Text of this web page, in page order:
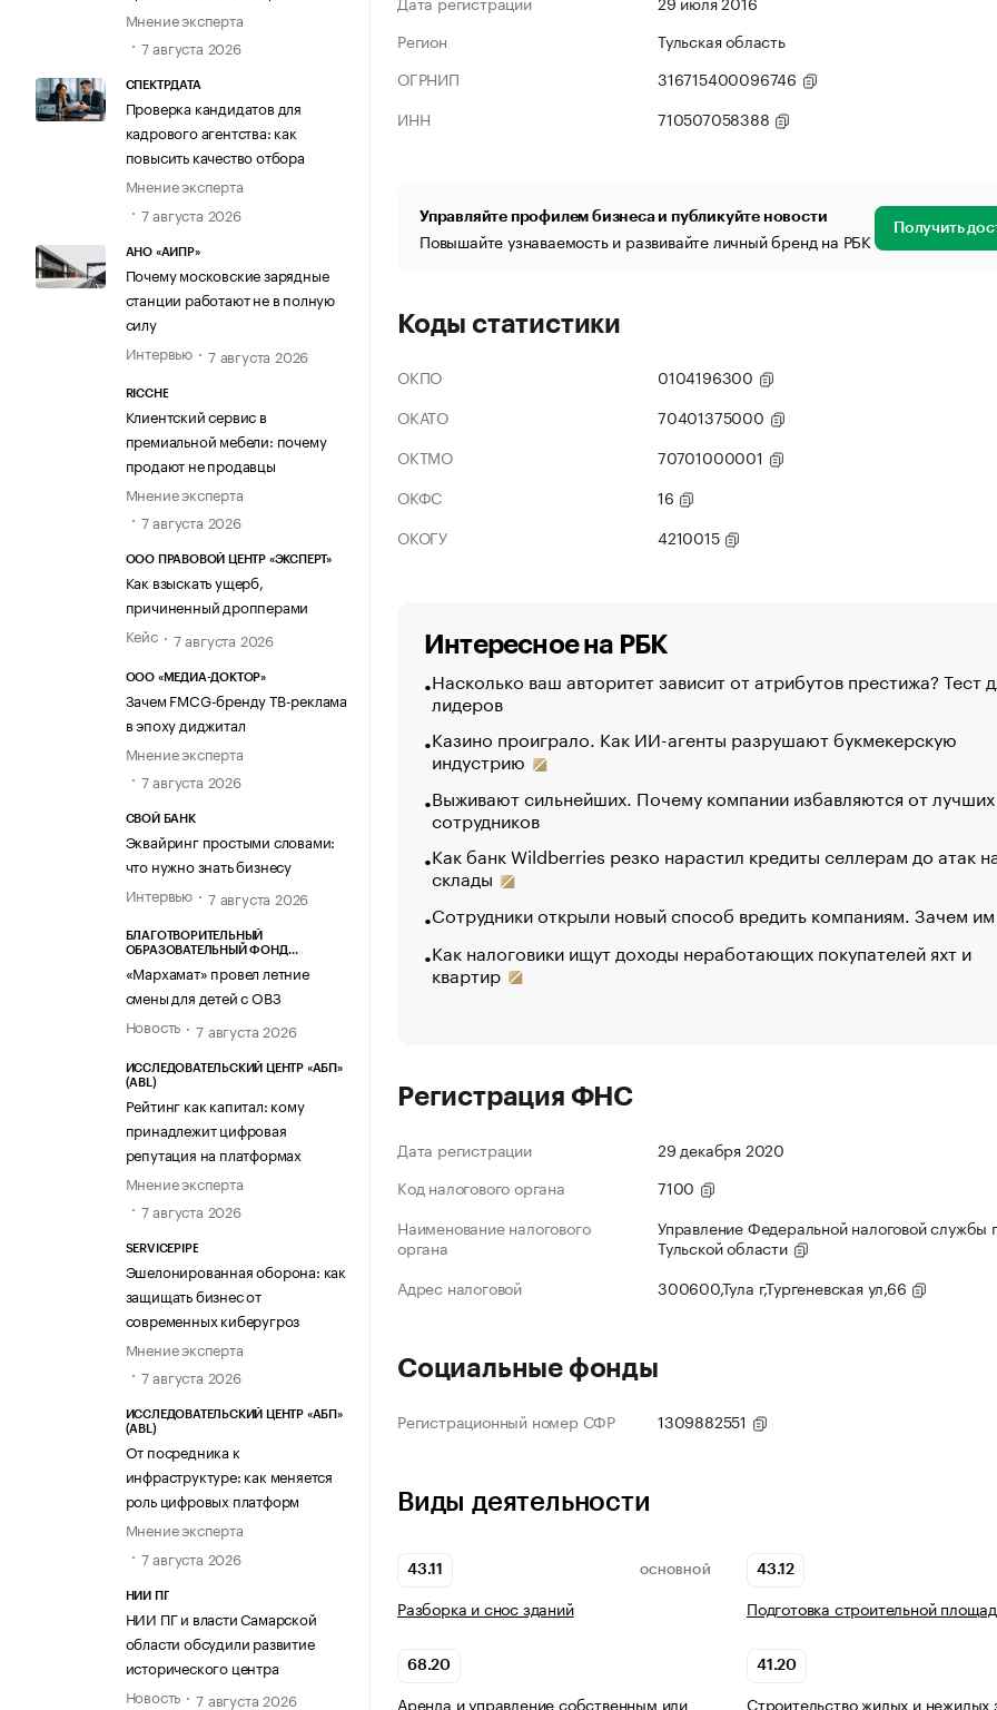
Мнение эксперта
7 августа 2026
СПЕКТРДАТА
Проверка кандидатов для
кадрового агентства: как
повысить качество отбора
Мнение эксперта
7 августа 2026
АНО «АИПР»
Почему московские зарядные
станции работают не в полную
силу
Интервью
7 августа 2026
RICCHE
Клиентский сервис в
премиальной мебели: почему
продают не продавцы
Мнение эксперта
7 августа 2026
ООО ПРАВОВОЙ ЦЕНТР «ЭКСПЕРТ»
Как взыскать ущерб,
причиненный дропперами
Кейс
7 августа 2026
ООО «МЕДИА-ДОКТОР»
Зачем FMCG-бренду ТВ-реклама
в эпоху диджитал
Мнение эксперта
7 августа 2026
СВОЙ БАНК
Эквайринг простыми словами:
что нужно знать бизнесу
Интервью
7 августа 2026
БЛАГОТВОРИТЕЛЬНЫЙ
ОБРАЗОВАТЕЛЬНЫЙ ФОНД
«Мархамат» провел летние
смены для детей с ОВЗ
Новость
7 августа 2026
ИССЛЕДОВАТЕЛЬСКИЙ ЦЕНТР «АБП»
(ABL)
Рейтинг как капитал: кому
принадлежит цифровая
репутация на платформах
Мнение эксперта
7 августа 2026
SERVICEPIPE
Эшелонированная оборона: как
защищать бизнес от
современных киберугроз
Мнение эксперта
7 августа 2026
ИССЛЕДОВАТЕЛЬСКИЙ ЦЕНТР «АБП»
(ABL)
От посредника к
инфраструктуре: как меняется
роль цифровых платформ
Мнение эксперта
7 августа 2026
НИИ ПГ
НИИ ПГ и власти Самарской
области обсудили развитие
исторического центра
Новость
7 августа 2026
Регион
Тульская область
ОГРНИП
316715400096746
ИНН
710507058388
Управляйте профилем бизнеса и публикуйте новости
Повышайте узнаваемость и развивайте личный бренд на РБК Получить
Коды статистики
ОКПО
0104196300
ОКАТО
70401375000
ОКТМО
70701000001
ОКФС
16
ОКОГУ
4210015
Интересное на РБК
Насколько ваш авторитет зависит от атрибутов престижа? Тест
лидеров
Казино проиграло. Как ИИ-агенты разрушают букмекерскую
индустрию
Выживают сильнейших. Почему компании избавляются от лучших
сотрудников
Как банк Wildberries резко нарастил кредиты селлерам до атак
склады
Сотрудники открыли новый способ вредить компаниям. Зачем
Как налоговики ищут доходы неработающих покупателей яхт и
квартир
Регистрация ФНС
Дата регистрации
29 декабря 2020
Код налогового органа
7100
Наименование налогового
органа
Управление Федеральной налоговой службы
Тульской области
Адрес налоговой
300600,Тула г,Тургеневская ул,66
Социальные фонды
Регистрационный номер СФР 1309882551
Виды деятельности
43.11 ОСНОВНОЙ
Разборка и снос зданий
43.12
Подготовка строительной
68.20
Аренда и управление собственным или
41.20
Строительство жилых и нежилых